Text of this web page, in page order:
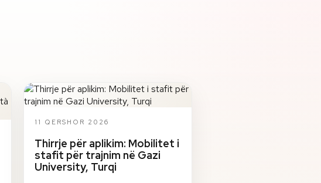
11 QERSHOR 2026
Thirrje për aplikim: Mobilitet i
stafit për trajnim në Gazi
University, Turqi